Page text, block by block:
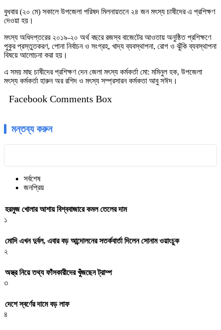
বুধবার (২০ মে) সকালে উপজেলা পরিষদ মিলনায়তনে ২৪ জন মৎস্য চাষীদের এ প্রশিক্ষণ
দেওয়া হয়।
মৎস্য অধিদপ্তরের ২০১৯-২০ অর্থ বছরে রজস্ব বাজেটের আওতায় অনুষ্ঠিত প্রশিক্ষণে
পুকুর প্রস্তুতকরণ, পোনা নির্বাচন ও সংগ্রহ, খাদ্য ব্যবস্থাপনা, রোগ ও ঝুঁকি ব্যবস্থাপনা
বিষয়ে আলোচনা করা হয়।
এ সময় মাছ চাষীদের প্রশিক্ষণ দেন জেলা মৎস্য কর্মকর্তা মো: মমিনুল হক, উপজেলা
মৎস্য কর্মকর্তা হারুন অর রশিদ ও মৎস্য সম্প্রসারন কর্মকতা আবু সঈদ।
Facebook Comments Box
মন্তব্য করুন
সর্বশেষ
জনপ্রিয়
হরমুজ খোলার আশায় বিশ্ববাজারে কমল তেলের দাম
১
মোদি এখন দুর্বল, এবার বড় আন্দোলনের সতর্কবার্তা দিলেন সোনাম ওয়াংচুক
২
অস্ত্র নিয়ে তথ্য ফাঁসকারীদের খুঁজছেন ট্রাম্প
৩
দেশে স্বর্ণের দামে বড় লাফ
৪